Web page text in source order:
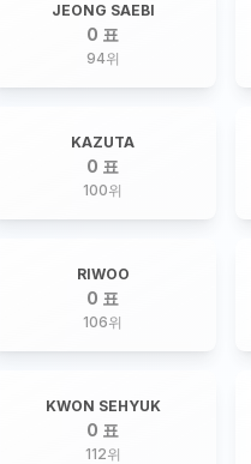
JEONG SAEBI
0 표
94위
KAZUTA
0 표
100위
RIWOO
0 표
106위
KWON SEHYUK
0 표
112위